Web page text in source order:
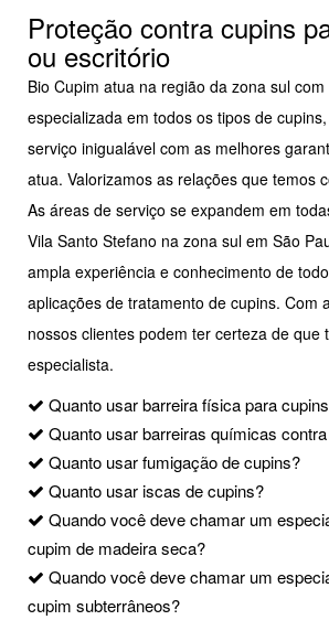
Proteção contra cupins
ou escritório
Bio Cupim atua na região da zona sul
especializada em todos os tipos de
serviço inigualável com as melhores
atua. Valorizamos as relações que temos
As áreas de serviço se expandem em
Vila Santo Stefano na zona sul em São
ampla experiência e conhecimento de
aplicações de tratamento de cupins. Com
nossos clientes podem ter certeza de que
especialista.
Quanto usar barreira física para
Quanto usar barreiras químicas
Quanto usar fumigação de cupins?
Quanto usar iscas de cupins?
Quando você deve chamar um
cupim de madeira seca?
Quando você deve chamar um
cupim subterrâneos?